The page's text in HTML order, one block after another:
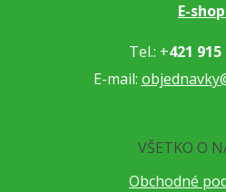
E-
Tel.: +421
E-mail:
VŠETKO O
Obchodné